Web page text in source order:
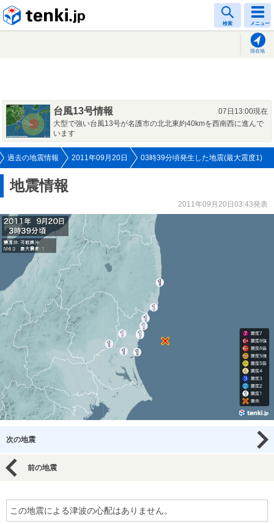
検索 メニュー
現在地
台風13号情報
07日13:00現在
大型で強い台風13号が名護市の北北東約40kmを西南西に進んで
います
過去の地震情報 2011年09月20日 03時39分頃発生した地震(最大震度1)
地震情報
2011年09月20日03:43発表
次の地震
前の地震
この地震による津波の心配はありません。